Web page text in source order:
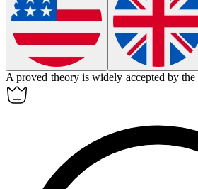
Aproved theory is widely accepted by